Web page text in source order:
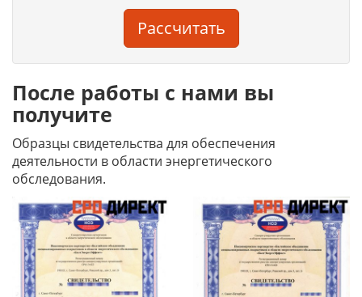
Рассчитать
После работы с нами вы
получите
Образцы свидетельства для обеспечения
деятельности в области энергетического
обследования.